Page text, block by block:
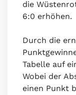
die
6:0 erhöhen.
Durch die
Tabelle auf
Wobei der
einen Punkt